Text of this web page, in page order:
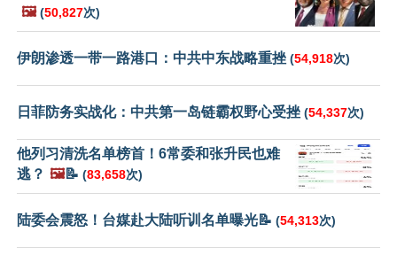
🖼️ (50,827次)
伊朗渗透一带一路港口：中共中东战略重挫 (54,918次)
日菲防务实战化：中共第一岛链霸权野心受挫 (54,337次)
他列习清洗名单榜首！6常委和张升民也难
逃？ 🖼️📝 (83,658次)
陆委会震怒！台媒赴大陆听训名单曝光📝 (54,313次)